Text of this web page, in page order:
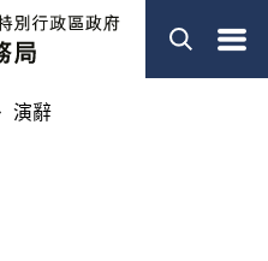
菜
演辭